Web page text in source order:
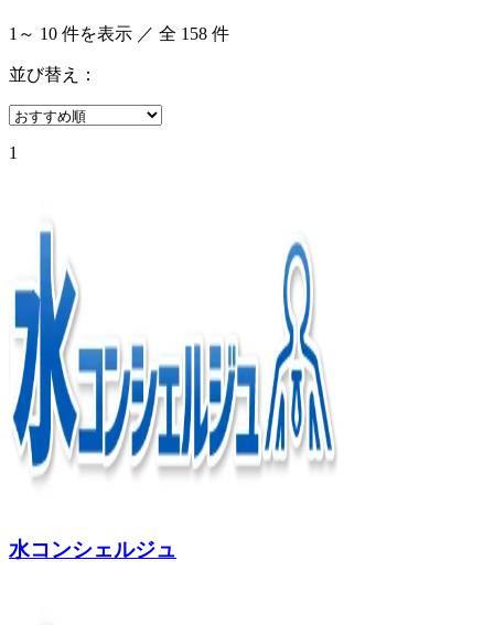
1 ～ 10 件を表示 ／ 全 158 件
並び替え：
1
水コンシェルジュ